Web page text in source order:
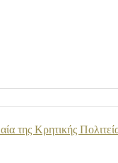
της Κρητικής